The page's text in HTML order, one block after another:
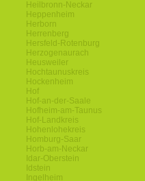
Heilbronn-Neckar
Heppenheim
Herborn
Herrenberg
Hersfeld-Rotenburg
Herzogenaurach
Heusweiler
Hochtaunuskreis
Hockenheim
Hof
Hof-an-der-Saale
Hofheim-am-Taunus
Hof-Landkreis
Hohenlohekreis
Homburg-Saar
Horb-am-Neckar
Idar-Oberstein
Idstein
Ingelheim